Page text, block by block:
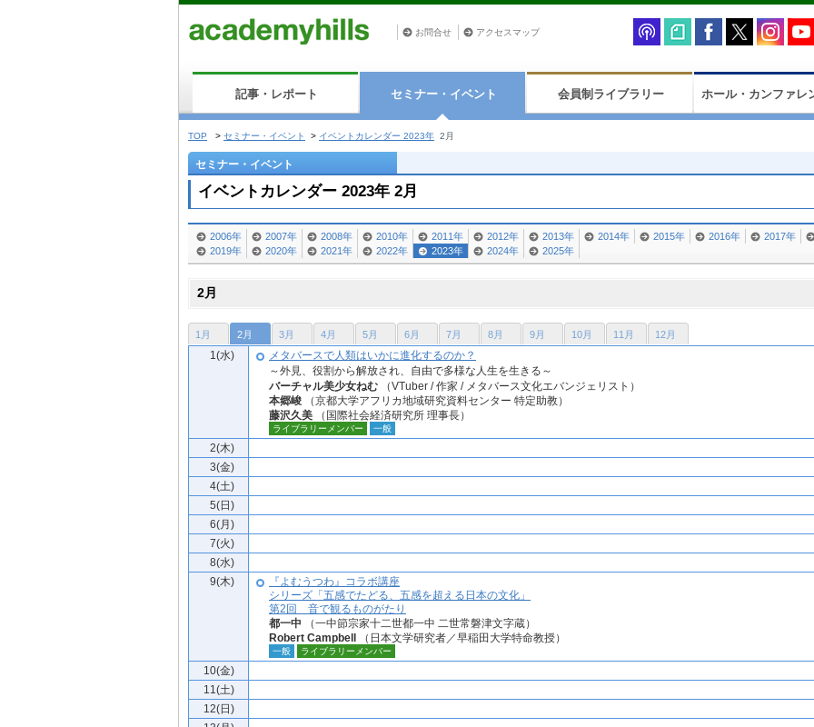
お問合せ アクセスマップ
記事・レポート セミナー・イベント 会員制ライブラリー ホール・カンファレ
TOP > セミナー・イベント > イベントカレンダー 2023年 2月
セミナー・イベント
イベントカレンダー 2023年 2月
2006年 2007年 2008年 2010年 2011年 2012年 2013年 2014年 2015年 2016年
2017年
2019年
2020年 2021年 2022年 2023年 2024年 2025年
2月
1月 2月 3月 4月 5月 6月 7月 8月 9月 10月 11月 12月
1(水)
メタバースで人類はいかに進化するのか？
～外見、役割から解放され、自由で多様な人生を生きる～
バーチャル美少女ねむ （VTuber / 作家 / メタバース文化エバンジェリスト）
本郷峻 （京都大学アフリカ地域研究資料センター 特定助教）
藤沢久美 （国際社会経済研究所 理事長）
ライブラリーメンバー 一般
2(木)
3(金)
4(土)
5(日)
6(月)
7(火)
8(水)
9(木)
『よむうつわ』コラボ講座
シリーズ「五感でたどる、五感を超える日本の文化」
第2回 音で観るものがたり
都一中 （一中節宗家十二世都一中 二世常磐津文字蔵）
Robert Campbell （日本文学研究者／早稲田大学特命教授）
一般 ライブラリーメンバー
10(金)
11(土)
12(日)